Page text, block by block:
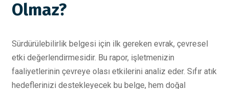
Olmaz?
Sürdürülebilirlik belgesi için ilk gereken evrak, çevresel
etki değerlendirmesidir. Bu rapor, işletmenizin
faaliyetlerinin çevreye olası etkilerini analiz eder. Sıfır atık
hedeflerinizi destekleyecek bu belge, hem doğal